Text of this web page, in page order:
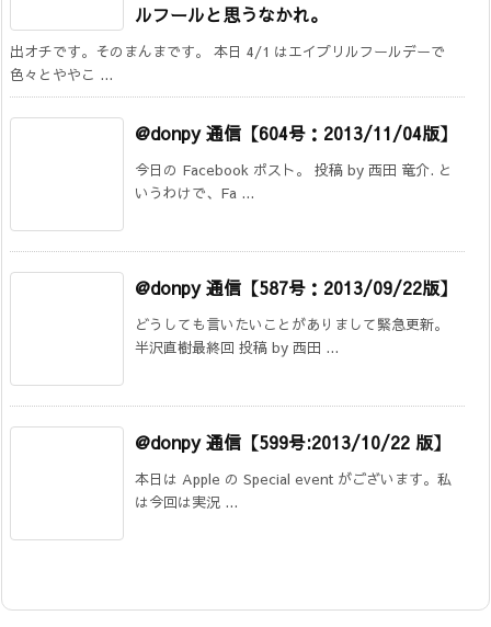
ルフールと思うなかれ。
出オチです。そのまんまです。 本日 4/1 はエイプリルフールデーで
色々とややこ ...
@donpy 通信【604号：2013/11/04版】
今日の Facebook ポスト。 投稿 by 西田 竜介. と
いうわけで、Fa ...
@donpy 通信【587号：2013/09/22版】
どうしても言いたいことがありまして緊急更新。
半沢直樹最終回 投稿 by 西田 ...
@donpy 通信【599号:2013/10/22 版】
本日は Apple の Special event がございます。私
は今回は実況 ...